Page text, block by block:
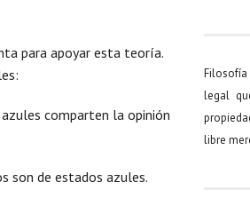
para apoyar esta teoría.
comparten la opinión
son de estados azules.
legal
libre